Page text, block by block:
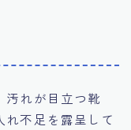
汚れが目立つ靴
不足を露呈して